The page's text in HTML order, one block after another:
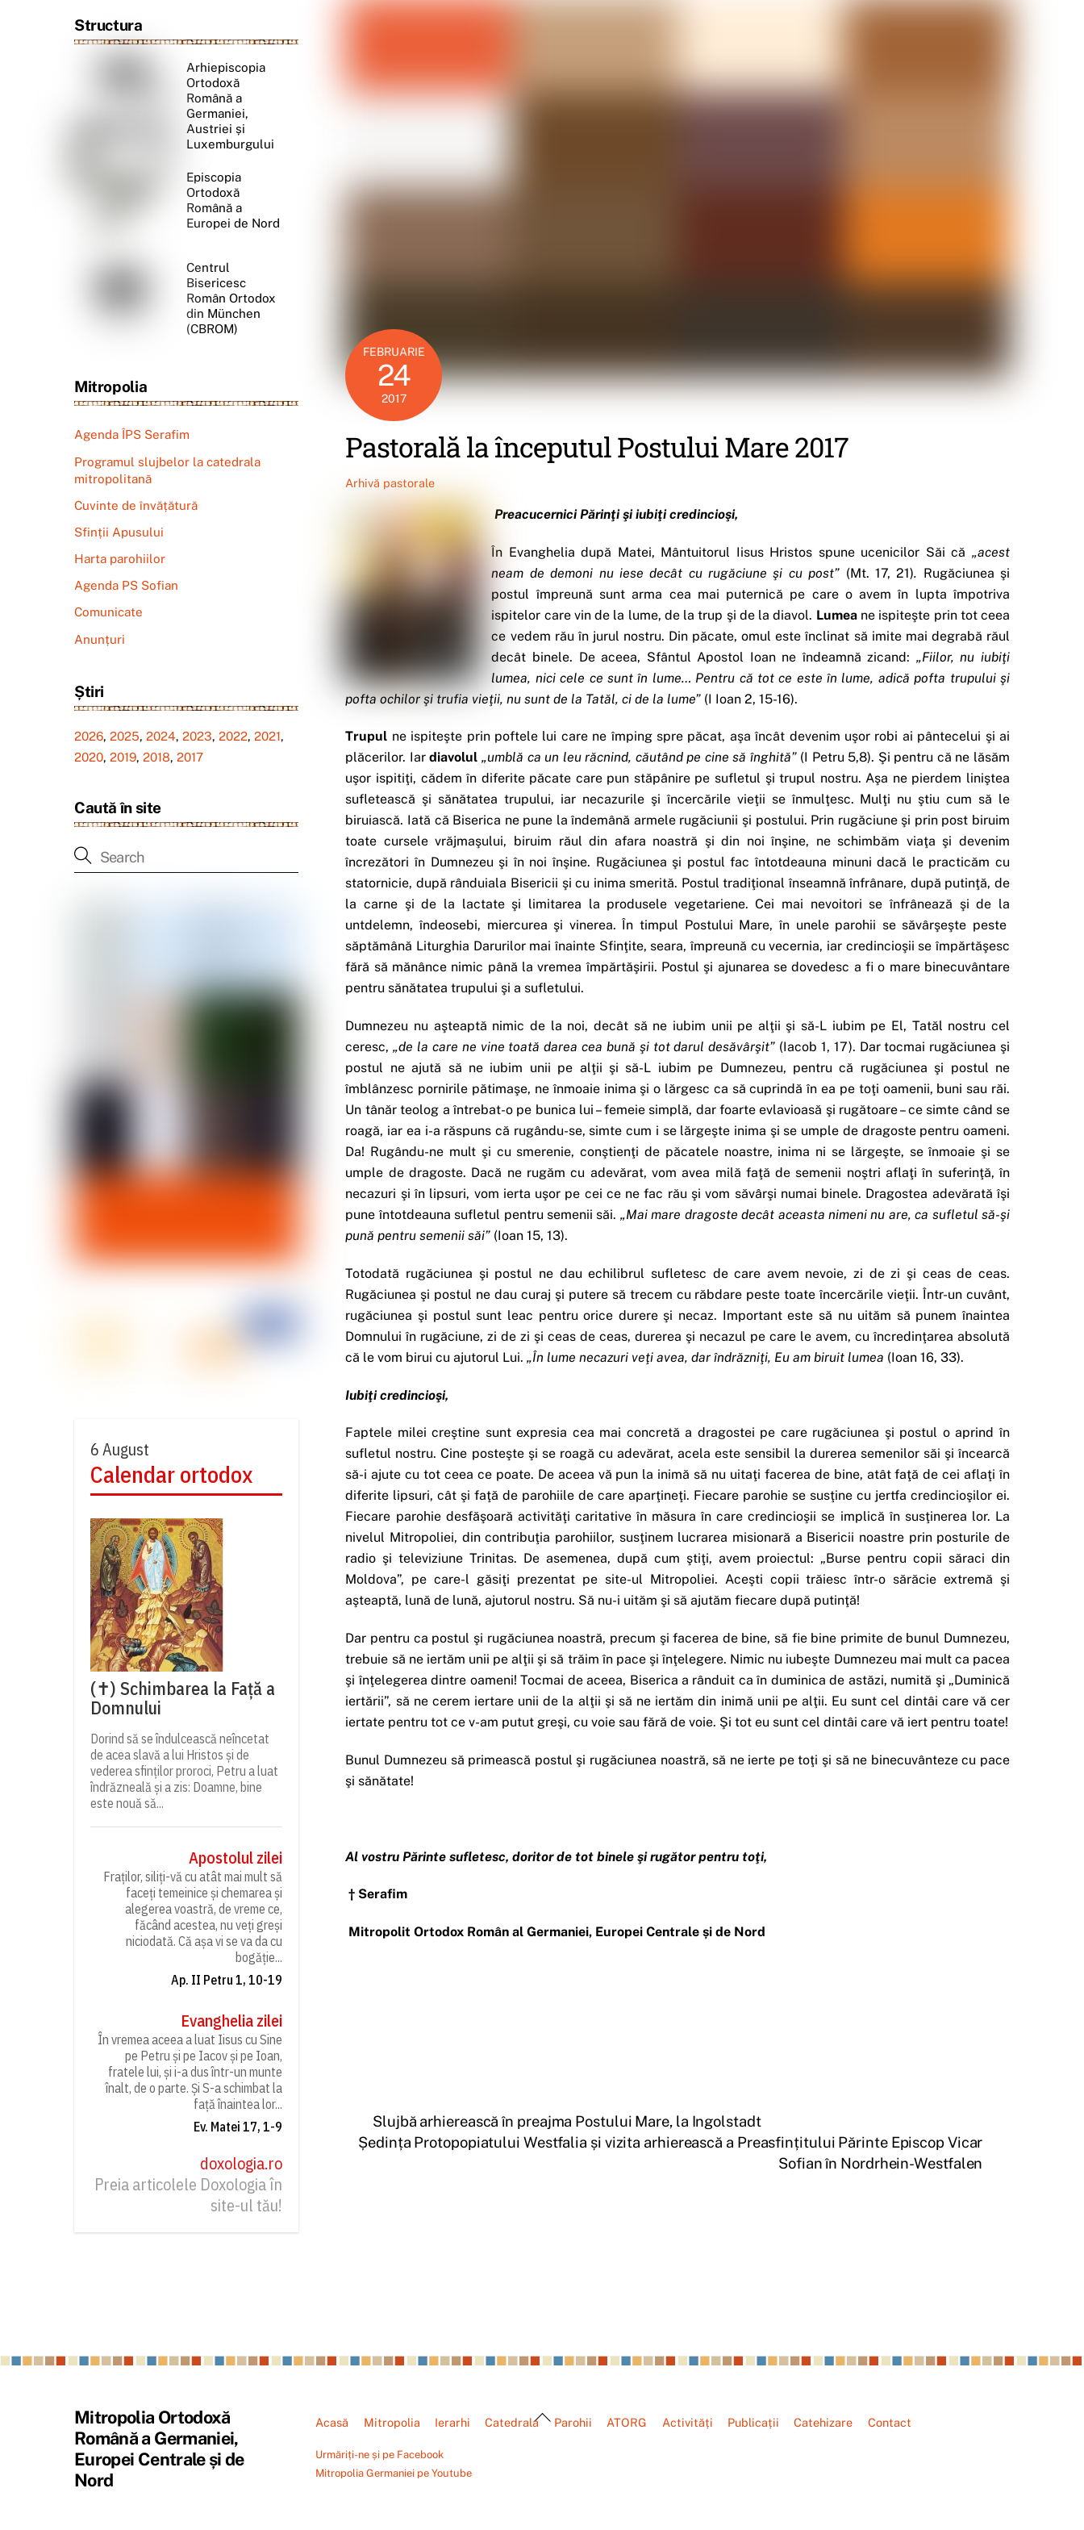
FEBRUARIE
24
2017
Pastorală la începutul Postului Mare 2017
Arhivă pastorale
Preacucernici Părinţi şi iubiţi credincioşi,
În Evanghelia după Matei, Mântuitorul Iisus Hristos spune ucenicilor Săi că „acest
neam de demoni nu iese decât cu rugăciune şi cu post” (Mt. 17, 21). Rugăciunea şi
postul împreună sunt arma cea mai puternică pe care o avem în lupta împotriva
ispitelor care vin de la lume, de la trup şi de la diavol. Lumeane ispiteşte prin tot ceea
ce vedem rău în jurul nostru. Din păcate, omul este înclinat să imite mai degrabă răul
decât binele. De aceea, Sfântul Apostol Ioan ne îndeamnă zicand: „Fiilor, nu iubiţi
lumea, nici cele ce sunt în lume… Pentru că tot ce este în lume, adică pofta trupului şi
pofta ochilor şi trufia vieţii, nu sunt de la Tatăl, ci de la lume” (I Ioan 2, 15-16).
Trupul ne ispiteşte prin poftele lui care ne împing spre păcat, aşa încât devenim uşor robi ai pântecelui şi ai
plăcerilor. Iardiavolul „umblă ca un leu răcnind, căutând pe cine să înghită” (I Petru 5,8). Şi pentru că ne lăsăm
uşor ispitiţi, cădem în diferite păcate care pun stăpânire pe sufletul şi trupul nostru. Aşa ne pierdem liniştea
sufletească şi sănătatea trupului, iar necazurile şi încercările vieţii se înmulţesc. Mulţi nu ştiu cum să le
biruiască. Iată că Biserica ne pune la îndemână armele rugăciunii şi postului. Prin rugăciune şi prin post biruim
toate cursele vrăjmaşului, biruim răul din afara noastră şi din noi înşine, ne schimbăm viaţa şi devenim
încrezători în Dumnezeu şi în noi înşine. Rugăciunea şi postul fac întotdeauna minuni dacă le practicăm cu
statornicie, după rânduiala Bisericii şi cu inima smerită. Postul tradiţional înseamnă înfrânare, după putinţă, de
la carne şi de la lactate şi limitarea la produsele vegetariene. Cei mai nevoitori se înfrânează şi de la
untdelemn, îndeosebi, miercurea şi vinerea. În timpul Postului Mare, în unele parohii se săvârşeşte peste
săptămână Liturghia Darurilor mai înainte Sfinţite, seara, împreună cu vecernia, iar credincioşii se împărtăşesc
fără să mănânce nimic până la vremea împărtăşirii. Postul şi ajunarea se dovedesc a fi o mare binecuvântare
pentru sănătatea trupului şi a sufletului.
Dumnezeu nu aşteaptă nimic de la noi, decât să ne iubim unii pe alţii şi să-L iubim pe El, Tatăl nostru cel
ceresc,„de la care ne vine toată darea cea bună şi tot darul desăvârşit” (Iacob 1, 17). Dar tocmai rugăciunea şi
postul ne ajută să ne iubim unii pe alţii şi să-L iubim pe Dumnezeu, pentru că rugăciunea şi postul ne
îmblânzesc pornirile pătimaşe, ne înmoaie inima şi o lărgesc ca să cuprindă în ea pe toţi oamenii, buni sau răi.
Un tânăr teolog a întrebat-o pe bunica lui – femeie simplă, dar foarte evlavioasă şi rugătoare – ce simte când se
roagă, iar ea i-a răspuns că rugându-se, simte cum i se lărgeşte inima şi se umple de dragoste pentru oameni.
Da! Rugându-ne mult şi cu smerenie, conştienţi de păcatele noastre, inima ni se lărgeşte, se înmoaie şi se
umple de dragoste. Dacă ne rugăm cu adevărat, vom avea milă faţă de semenii noştri aflaţi în suferinţă, în
necazuri şi în lipsuri, vom ierta uşor pe cei ce ne fac rău şi vom săvârşi numai binele. Dragostea adevărată îşi
pune întotdeauna sufletul pentru semenii săi. „Mai mare dragoste decât aceasta nimeni nu are, ca sufletul să-şi
pună pentru semenii săi” (Ioan 15, 13).
Totodată rugăciunea şi postul ne dau echilibrul sufletesc de care avem nevoie, zi de zi şi ceas de ceas.
Rugăciunea şi postul ne dau curaj şi putere să trecem cu răbdare peste toate încercările vieţii. Într-un cuvânt,
rugăciunea şi postul sunt leac pentru orice durere şi necaz. Important este să nu uităm să punem înaintea
Domnului în rugăciune, zi de zi şi ceas de ceas, durerea şi necazul pe care le avem, cu încredinţarea absolută
că le vom birui cu ajutorul Lui.„În lume necazuri veţi avea, dar îndrăzniţi, Eu am biruit lumea (Ioan 16, 33).
Iubiţi credincioşi,
Faptele milei creştine sunt expresia cea mai concretă a dragostei pe care rugăciunea şi postul o aprind în
sufletul nostru. Cine posteşte şi se roagă cu adevărat, acela este sensibil la durerea semenilor săi şi încearcă
să-i ajute cu tot ceea ce poate. De aceea vă pun la inimă să nu uitaţi facerea de bine, atât faţă de cei aflaţi în
diferite lipsuri, cât şi faţă de parohiile de care aparţineţi. Fiecare parohie se susţine cu jertfa credincioşilor ei.
Fiecare parohie desfăşoară activităţi caritative în măsura în care credincioşii se implică în susţinerea lor. La
nivelul Mitropoliei, din contribuţia parohiilor, susţinem lucrarea misionară a Bisericii noastre prin posturile de
radio şi televiziune Trinitas. De asemenea, după cum ştiţi, avem proiectul: „Burse pentru copii săraci din
Moldova”, pe care-l găsiţi prezentat pe site-ul Mitropoliei. Aceşti copii trăiesc într-o sărăcie extremă şi
aşteaptă, lună de lună, ajutorul nostru. Să nu-i uităm şi să ajutăm fiecare după putinţă!
Dar pentru ca postul şi rugăciunea noastră, precum şi facerea de bine, să fie bine primite de bunul Dumnezeu,
trebuie să ne iertăm unii pe alţii şi să trăim în pace şi înţelegere. Nimic nu iubeşte Dumnezeu mai mult ca pacea
şi înţelegerea dintre oameni! Tocmai de aceea, Biserica a rânduit ca în duminica de astăzi, numită şi „Duminică
iertării”, să ne cerem iertare unii de la alţii şi să ne iertăm din inimă unii pe alţii. Eu sunt cel dintâi care vă cer
iertate pentru tot ce v-am putut greşi, cu voie sau fără de voie. Şi tot eu sunt cel dintâi care vă iert pentru toate!
Bunul Dumnezeu să primească postul şi rugăciunea noastră, să ne ierte pe toţi şi să ne binecuvânteze cu pace
şi sănătate!
Al vostru Părinte sufletesc, doritor de tot binele şi rugător pentru toţi,
† Serafim
Mitropolit Ortodox Român al Germaniei, Europei Centrale și de Nord
Slujbă arhierească în preajma Postului Mare, la Ingolstadt
Ședința Protopopiatului Westfalia și vizita arhierească a Preasfințitului Părinte Episcop Vicar
Sofian în Nordrhein-Westfalen
Structura
Arhiepiscopia
Ortodoxă
Română a
Germaniei,
Austriei și
Luxemburgului
Episcopia
Ortodoxă
Română a
Europei de Nord
Centrul
Bisericesc
Român Ortodox
din München
(CBROM)
Mitropolia
Agenda ÎPS Serafim
Programul slujbelor la catedrala
mitropolitană
Cuvinte de învățătură
Sfinții Apusului
Harta parohiilor
Agenda PS Sofian
Comunicate
Anunțuri
Știri
2026, 2025, 2024, 2023, 2022, 2021,
2020, 2019, 2018, 2017
Caută în site
6 August
Calendar ortodox
(✝) Schimbarea la Față a
Domnului
Dorind să se îndulcească neîncetat
de acea slavă a lui Hristos și de
vederea sfinților proroci, Petru a luat
îndrăzneală și a zis: Doamne, bine
este nouă să...
Apostolul zilei
Fraților, siliți-vă cu atât mai mult să
faceți temeinice și chemarea și
alegerea voastră, de vreme ce,
făcând acestea, nu veți greși
niciodată. Că așa vi se va da cu
bogăție...
Ap. II Petru 1, 10-19
Evanghelia zilei
În vremea aceea a luat Iisus cu Sine
pe Petru și pe Iacov și pe Ioan,
fratele lui, și i-a dus într-un munte
înalt, de o parte. Și S-a schimbat la
față înaintea lor...
Ev. Matei 17, 1-9
doxologia.ro
Preia articolele Doxologia în
site-ul tău!
Back
Mitropolia Ortodoxă
Română a Germaniei,
Europei Centrale și de
Nord
Acasă Mitropolia Ierarhi Catedrala Parohii ATORG Activități Publicații Catehizare Contact
Urmăriți-ne și pe Facebook
Mitropolia Germaniei pe Youtube